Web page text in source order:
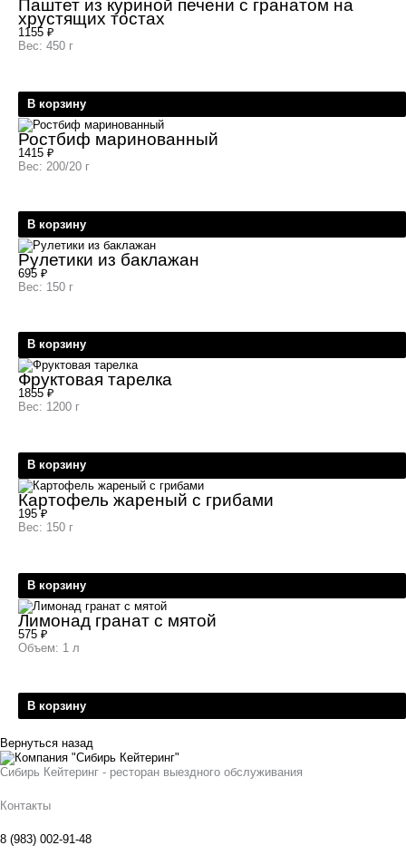
Паштет из куриной печени с гранатом на
хрустящих тостах
1155 ₽
Вес: 450 г
В корзину
Ростбиф маринованный
1415 ₽
Вес: 200/20 г
В корзину
Рулетики из баклажан
695 ₽
Вес: 150 г
В корзину
Фруктовая тарелка
1855 ₽
Вес: 1200 г
В корзину
Картофель жареный с грибами
195₽
Вес: 150 г
В корзину
Лимонад гранат с мятой
575 ₽
Объем: 1 л
В корзину
Вернуться назад
Сибирь Кейтеринг - ресторан выездного обслуживания
Контакты
8 (983) 002-91-48